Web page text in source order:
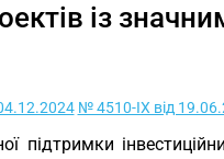
із
№ 4510-IX від
підтримки